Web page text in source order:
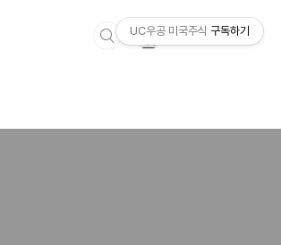
UC우공 미국주식 구독하기